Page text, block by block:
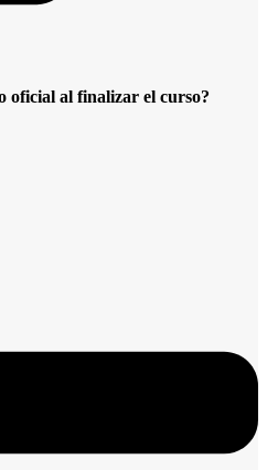
oficial al finalizar el curso?